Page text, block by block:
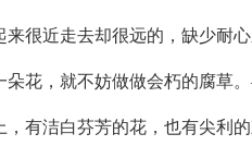
来很近走去却很远的，缺少耐
朵花，就不妨做做会朽的腐草
，有洁白芬芳的花，也有尖利